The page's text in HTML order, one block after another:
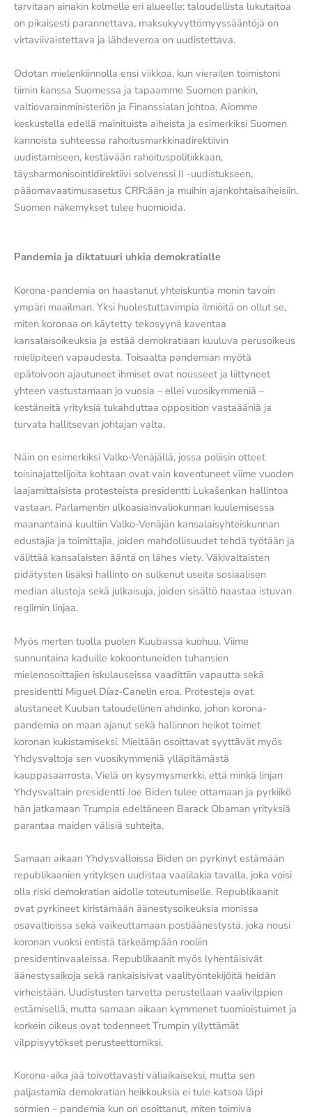
tarvitaan ainakin kolmelle eri alueelle: taloudellista lukutaitoa
on pikaisesti parannettava, maksukyvyttömyyssääntöjä on
virtaviivaistettava ja lähdeveroa on uudistettava.
Odotan mielenkiinnolla ensi viikkoa, kun vierailen toimistoni
tiimin kanssa Suomessa ja tapaamme Suomen pankin,
valtiovarainministeriön ja Finanssialan johtoa. Aiomme
keskustella edellä mainituista aiheista ja esimerkiksi Suomen
kannoista suhteessa rahoitusmarkkinadirektiivin
uudistamiseen, kestävään rahoituspolitiikkaan,
täysharmonisointidirektiivi solvenssi II -uudistukseen,
pääomavaatimusasetus CRR:ään ja muihin ajankohtaisaiheisiin.
Suomen näkemykset tulee huomioida.
Pandemia ja diktatuuri uhkia demokratialle
Korona-pandemia on haastanut yhteiskuntia monin tavoin
ympäri maailman. Yksi huolestuttavimpia ilmiöitä on ollut se,
miten koronaa on käytetty tekosyynä kaventaa
kansalaisoikeuksia ja estää demokratiaan kuuluva perusoikeus
mielipiteen vapaudesta. Toisaalta pandemian myötä
epätoivoon ajautuneet ihmiset ovat nousseet ja liittyneet
yhteen vastustamaan jo vuosia – ellei vuosikymmeniä –
kestäneitä yrityksiä tukahduttaa opposition vastaääniä ja
turvata hallitsevan johtajan valta.
Näin on esimerkiksi Valko-Venäjällä, jossa poliisin otteet
toisinajattelijoita kohtaan ovat vain koventuneet viime vuoden
laajamittaisista protesteista presidentti Lukašenkan hallintoa
vastaan. Parlamentin ulkoasiainvaliokunnan kuulemisessa
maanantaina kuultiin Valko-Venäjän kansalaisyhteiskunnan
edustajia ja toimittajia, joiden mahdollisuudet tehdä työtään ja
välittää kansalaisten ääntä on lähes viety. Väkivaltaisten
pidätysten lisäksi hallinto on sulkenut useita sosiaalisen
median alustoja sekä julkaisuja, joiden sisältö haastaa istuvan
regiimin linjaa.
Myös merten tuolla puolen Kuubassa kuohuu. Viime
sunnuntaina kaduille kokoontuneiden tuhansien
mielenosoittajien iskulauseissa vaadittiin vapautta sekä
presidentti Miguel Díaz-Canelin eroa. Protesteja ovat
alustaneet Kuuban taloudellinen ahdinko, johon korona-
pandemia on maan ajanut sekä hallinnon heikot toimet
koronan kukistamiseksi. Mieltään osoittavat syyttävät myös
Yhdysvaltoja sen vuosikymmeniä ylläpitämästä
kauppasaarrosta. Vielä on kysymysmerkki, että minkä linjan
Yhdysvaltain presidentti Joe Biden tulee ottamaan ja pyrkiikö
hän jatkamaan Trumpia edeltäneen Barack Obaman yrityksiä
parantaa maiden välisiä suhteita.
Samaan aikaan Yhdysvalloissa Biden on pyrkinyt estämään
republikaanien yrityksen uudistaa vaalilakia tavalla, joka voisi
olla riski demokratian aidolle toteutumiselle. Republikaanit
ovat pyrkineet kiristämään äänestysoikeuksia monissa
osavaltioissa sekä vaikeuttamaan postiäänestystä, joka nousi
koronan vuoksi entistä tärkeämpään rooliin
presidentinvaaleissa. Republikaanit myös lyhentäisivät
äänestysaikoja sekä rankaisisivat vaalityöntekijöitä heidän
virheistään. Uudistusten tarvetta perustellaan vaalivilppien
estämisellä, mutta samaan aikaan kymmenet tuomioistuimet ja
korkein oikeus ovat todenneet Trumpin yllyttämät
vilppisyytökset perusteettomiksi.
Korona-aika jää toivottavasti väliaikaiseksi, mutta sen
paljastamia demokratian heikkouksia ei tule katsoa läpi
sormien – pandemia kun on osoittanut, miten toimiva